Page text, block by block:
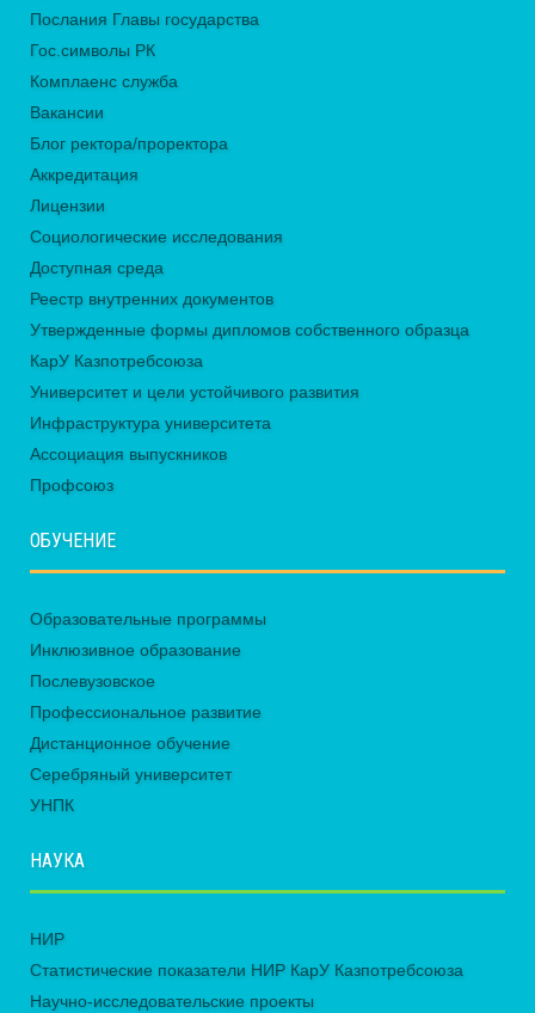
Послания Главы государства
Гос.символы РК
Комплаенс служба
Вакансии
Блог ректора/проректора
Аккредитация
Лицензии
Социологические исследования
Доступная среда
Реестр внутренних документов
Утвержденные формы дипломов собственного образца
КарУ Казпотребсоюза
Университет и цели устойчивого развития
Инфраструктура университета
Ассоциация выпускников
Профсоюз
ОБУЧЕНИЕ
Образовательные программы
Инклюзивное образование
Послевузовское
Профессиональное развитие
Дистанционное обучение
Серебряный университет
УНПК
НАУКА
НИР
Статистические показатели НИР КарУ Казпотребсоюза
Научно-исследовательские проекты